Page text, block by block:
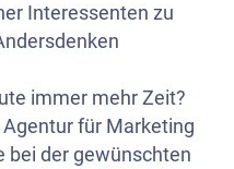
Interessenten zu
immer mehr Zeit?
für Marketing
bei der gewünschten